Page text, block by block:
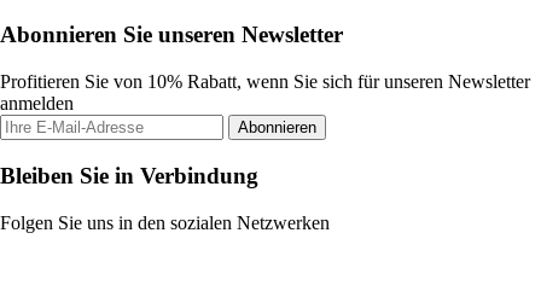
Abonnieren Sie unseren Newsletter
Profitieren Sie von 10% Rabatt, wenn Sie sich für unseren Newsletter
anmelden
Abonnieren
Bleiben Sie in Verbindung
Folgen Sie uns in den sozialen Netzwerken